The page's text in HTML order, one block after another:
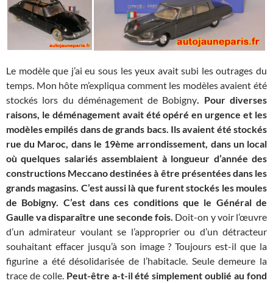
Le modèle que j’ai eu sous les yeux avait subi les outrages du
temps. Mon hôte m’expliqua comment les modèles avaient été
stockés lors du déménagement de Bobigny . Pour diverses
raisons, le déménagement avait été opéré en urgence et les
modèles empilés dans de grands bacs. Ils avaient été stockés
rue du Maroc, dans le 19ème arrondissement, dans un local
où quelques salariés assemblaient à longueur d’année des
constructions Meccano destinées à être présentées dans les
grands magasins. C’est aussi là que furent stockés les moules
de Bobigny. C’est dans ces conditions que le Général de
Gaulle va disparaître une seconde fois. Doit-on y voir l’œuvre
d’un admirateur voulant se l’approprier ou d’un détracteur
souhaitant effacer jusqu’à son image ? Toujours est-il que la
figurine a été désolidarisée de l’habitacle. Seule demeure la
trace de colle. Peut-être a-t-il été simplement oublié au fond